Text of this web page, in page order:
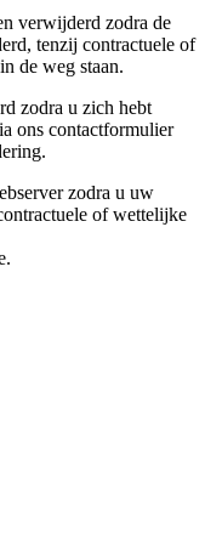
verwijderd zodra de
tenzij contractuele of
de weg staan.
zodra u zich hebt
ons contactformulier
zodra u uw
of wettelijke